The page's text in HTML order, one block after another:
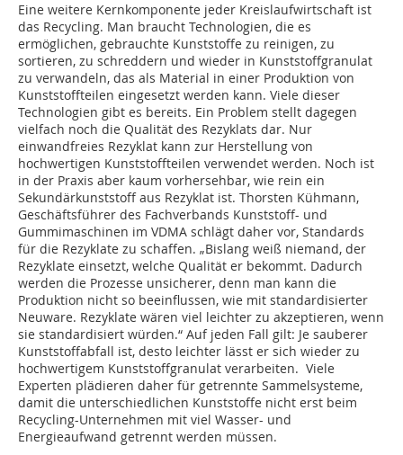
Eine weitere Kernkomponente jeder Kreislaufwirtschaft ist
das Recycling. Man braucht Technologien, die es
ermöglichen, gebrauchte Kunststoffe zu reinigen, zu
sortieren, zu schreddern und wieder in Kunststoffgranulat
zu verwandeln, das als Material in einer Produktion von
Kunststoffteilen eingesetzt werden kann. Viele dieser
Technologien gibt es bereits. Ein Problem stellt dagegen
vielfach noch die Qualität des Rezyklats dar. Nur
einwandfreies Rezyklat kann zur Herstellung von
hochwertigen Kunststoffteilen verwendet werden. Noch ist
in der Praxis aber kaum vorhersehbar, wie rein ein
Sekundärkunststoff aus Rezyklat ist. Thorsten Kühmann,
Geschäftsführer des Fachverbands Kunststoff- und
Gummimaschinen im VDMA schlägt daher vor, Standards
für die Rezyklate zu schaffen. „Bislang weiß niemand, der
Rezyklate einsetzt, welche Qualität er bekommt. Dadurch
werden die Prozesse unsicherer, denn man kann die
Produktion nicht so beeinflussen, wie mit standardisierter
Neuware. Rezyklate wären viel leichter zu akzeptieren, wenn
sie standardisiert würden.“ Auf jeden Fall gilt: Je sauberer
Kunststoffabfall ist, desto leichter lässt er sich wieder zu
hochwertigem Kunststoffgranulat verarbeiten. Viele
Experten plädieren daher für getrennte Sammelsysteme,
damit die unterschiedlichen Kunststoffe nicht erst beim
Recycling-Unternehmen mit viel Wasser- und
Energieaufwand getrennt werden müssen.